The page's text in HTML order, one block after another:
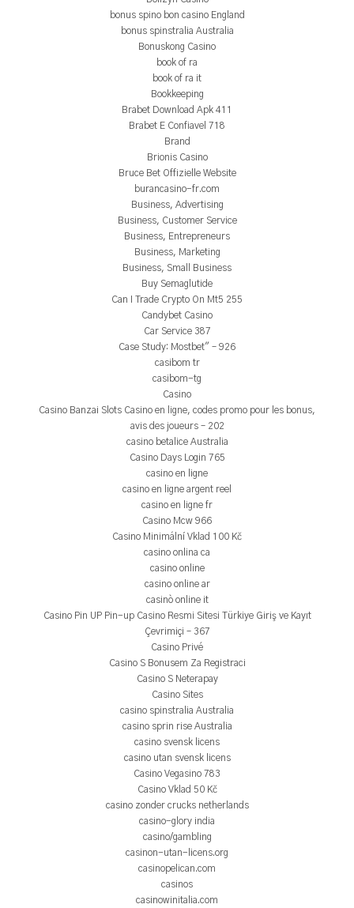
bonus spino bon casino England
bonus spinstralia Australia
Bonuskong Casino
book of ra
book of ra it
Bookkeeping
Brabet Download Apk 411
Brabet E Confiavel 718
Brand
Brionis Casino
Bruce Bet Offizielle Website
burancasino-fr.com
Business, Advertising
Business, Customer Service
Business, Entrepreneurs
Business, Marketing
Business, Small Business
Buy Semaglutide
Can I Trade Crypto On Mt5 255
Candybet Casino
Car Service 387
Case Study: Mostbet" – 926
casibom tr
casibom-tg
Casino
Casino Banzai Slots Casino en ligne, codes promo pour les bonus,
avis des joueurs – 202
casino betalice Australia
Casino Days Login 765
casino en ligne
casino en ligne argent reel
casino en ligne fr
Casino Mcw 966
Casino Minimální Vklad 100 Kč
casino onlina ca
casino online
casino online ar
casinò online it
Casino Pin UP Pin-up Casino Resmi Sitesi Türkiye Giriş ve Kayıt
Çevrimiçi – 367
Casino Privé
Casino S Bonusem Za Registraci
Casino S Neterapay
Casino Sites
casino spinstralia Australia
casino sprin rise Australia
casino svensk licens
casino utan svensk licens
Casino Vegasino 783
Casino Vklad 50 Kč
casino zonder crucks netherlands
casino-glory india
casino/gambling
casinon-utan-licens.org
casinopelican.com
casinos
casinowinitalia.com